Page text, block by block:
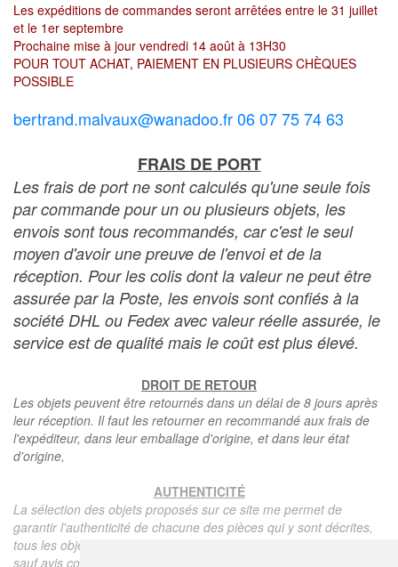
Les expéditions de commandes seront arrêtées entre le 31 juillet
et le 1er septembre
Prochaine mise à jour vendredi 14 août à 13H30
POUR TOUT ACHAT, PAIEMENT EN PLUSIEURS CHÈQUES
POSSIBLE
bertrand.malvaux@wanadoo.fr 06 07 75 74 63
FRAIS DE PORT
Les frais de port ne sont calculés qu'une seule fois
par commande pour un ou plusieurs objets, les
envois sont tous recommandés, car c'est le seul
moyen d'avoir une preuve de l'envoi et de la
réception. Pour les colis dont la valeur ne peut être
assurée par la Poste, les envois sont confiés à la
société DHL ou Fedex avec valeur réelle assurée, le
service est de qualité mais le coût est plus élevé.
DROIT DE RETOUR
Les objets peuvent être retournés dans un délai de 8 jours après
leur réception. Il faut les retourner en recommandé aux frais de
l'expéditeur, dans leur emballage d'origine, et dans leur état
d'origine,
AUTHENTICITÉ
La sélection des objets proposés sur ce site me permet de
garantir l'authenticité de chacune des pièces qui y sont décrites,
tous les objets proposés sont garantis d'époque et authentiques,
sauf avis contraire ou restriction dans la description.